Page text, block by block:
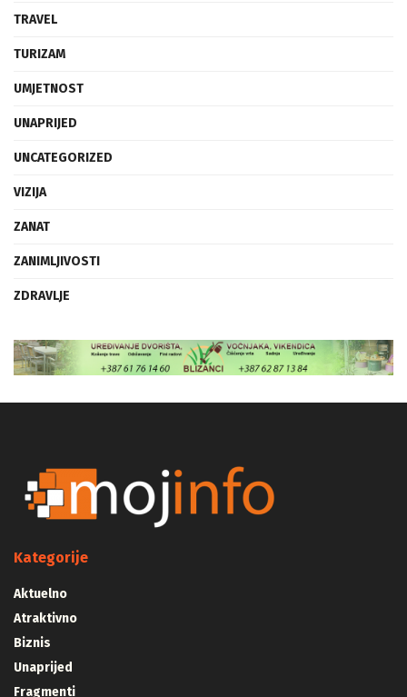
TRAVEL
TURIZAM
UMJETNOST
UNAPRIJED
UNCATEGORIZED
VIZIJA
ZANAT
ZANIMLJIVOSTI
ZDRAVLJE
Kategorije
Aktuelno
Atraktivno
Biznis
Unaprijed
Fragmenti